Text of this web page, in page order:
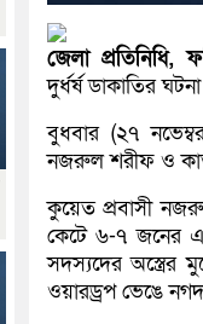
জেলা প্রতিনিধি,
দুর্ধর্ষ ডাকাতির
বুধবার (২৭
নজরুল শরীফ ও
কুয়েত প্রবাসী
কেটে ৬-৭ জনের
সদস্যদের
ওয়ারড্রপ ভেঙে নগদ